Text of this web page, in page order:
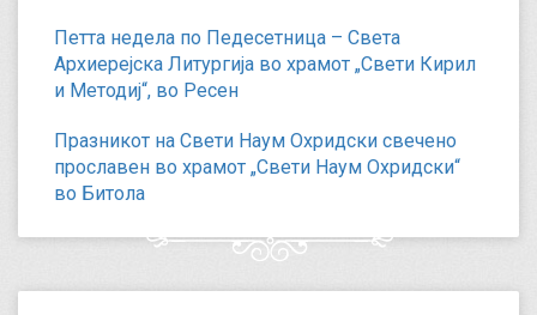
Петта недела по Педесетница – Света
Архиерејска Литургија во храмот „Свети Кирил
и Методиј“, во Ресен
Празникот на Свети Наум Охридски свечено
прославен во храмот „Свети Наум Охридски“
во Битола